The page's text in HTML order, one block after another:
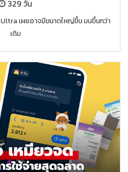
329 วัน
เผยอาจมีขนาดใหญ่ขึ้น มนขึ้นกว่า
เดิม